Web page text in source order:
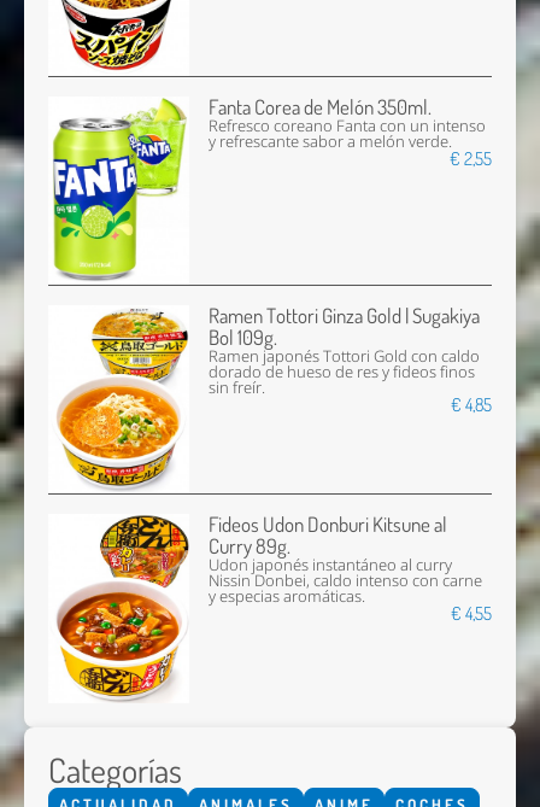
Fanta Corea de Melón 350ml.
Refresco coreano Fanta con un intenso
y refrescante sabor a melón verde.
€ 2,55
Ramen Tottori Ginza Gold | Sugakiya
Bol 109g.
Ramen japonés Tottori Gold con caldo
dorado de hueso de res y fideos finos
sin freír.
€ 4,85
Fideos Udon Donburi Kitsune al
Curry 89g.
Udon japonés instantáneo al curry
Nissin Donbei, caldo intenso con carne
y especias aromáticas.
€ 4,55
Categorías